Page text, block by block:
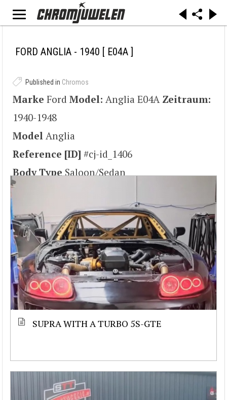
FORD ANGLIA - 1940 [ E04A ]
Published in Chromos
Marke Ford Model: Anglia E04A Zeitraum:
1940-1948
Model Anglia
Reference [ID] #cj-id_1406
Body Type Saloon/Sedan
SUPRA WITH A TURBO 5S-GTE